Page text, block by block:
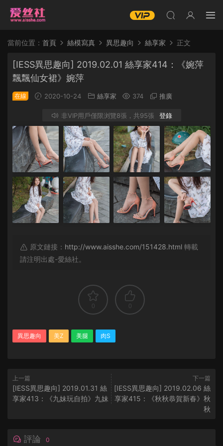
當前位置： 首頁 絲模寫真 異思趣向 絲享家 正文
[IESS異思趣向] 2019.02.01 絲享家414：《婉萍
飄飄仙女裙》婉萍
在線 2020-10-24 絲享家 374 推廣
非VIP用戶僅限浏覽8張，共95張 登錄
原文鏈接： http://www.aisshe.com/151428.html 轉載
請注明出處-愛絲社。
0 0
異思趣向 美Z 美腿 肉S
上一篇
[IESS異思趣向] 2019.01.31 絲
享家413：《九妹玩自拍》九妹
下一篇
[IESS異思趣向] 2019.02.06 絲
享家415：《秋秋恭賀新春》秋
秋
評論 0